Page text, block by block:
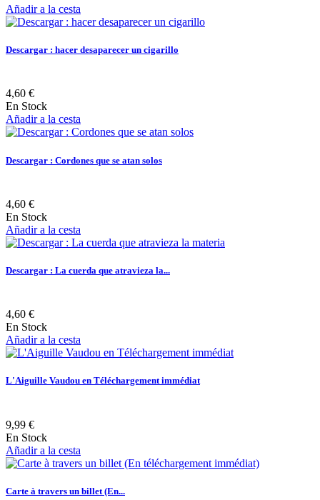
Añadir a la cesta
Descargar : hacer desaparecer un cigarillo
4,60 €
En Stock
Añadir a la cesta
Descargar : Cordones que se atan solos
4,60 €
En Stock
Añadir a la cesta
Descargar : La cuerda que atravieza la...
4,60 €
En Stock
Añadir a la cesta
L'Aiguille Vaudou en Téléchargement immédiat
9,99 €
En Stock
Añadir a la cesta
Carte à travers un billet (En...